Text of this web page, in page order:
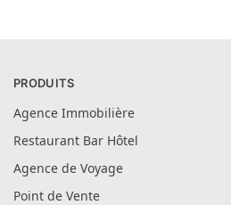
PRODUITS
Agence Immobilière
Restaurant Bar Hôtel
Agence de Voyage
Point de Vente